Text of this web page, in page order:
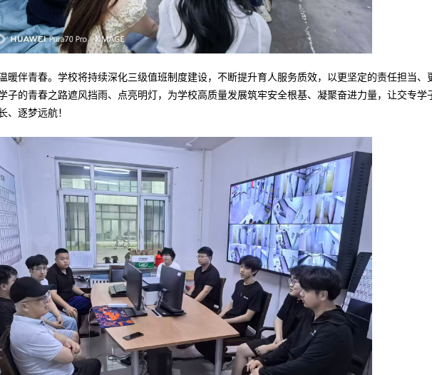
暖伴青春。学校将持续深化三级值班制度建设，不断提升育人服务质效，以更坚定的责任担当、
子的青春之路遮风挡雨、点亮明灯，为学校高质量发展筑牢安全根基、凝聚奋进力量，让交专学
、逐梦远航！